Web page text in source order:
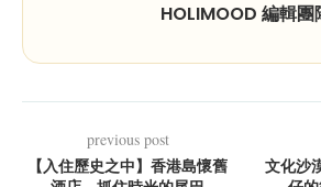
HOLIMOOD 編輯團
previous post
【入住歷史之中】香港島懷舊
文化沙